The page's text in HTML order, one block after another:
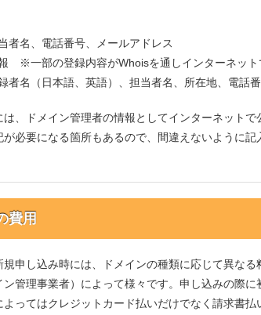
者名、電話番号、メールアドレス
※一部の登録内容がWhoisを通しインターネット
者名（日本語、英語）、担当者名、所在地、電話
は、ドメイン管理者の情報としてインターネット
必要になる箇所もあるので、間違えないように記
費用
申し込み時には、ドメインの種類に応じて異な
ン管理事業者）によって様々です。申し込みの際
よってはクレジットカード払いだけでなく請求書